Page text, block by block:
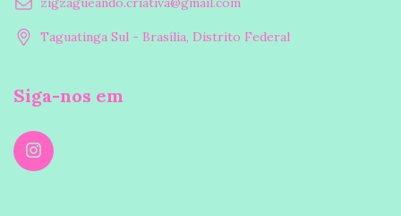
Taguatinga Sul - Brasília, Distrito Federal
Siga-nos em